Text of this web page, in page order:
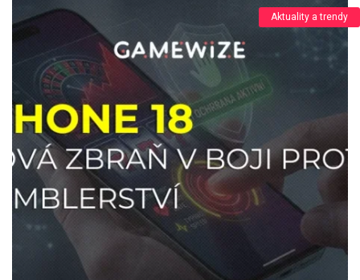
Aktuality a trendy